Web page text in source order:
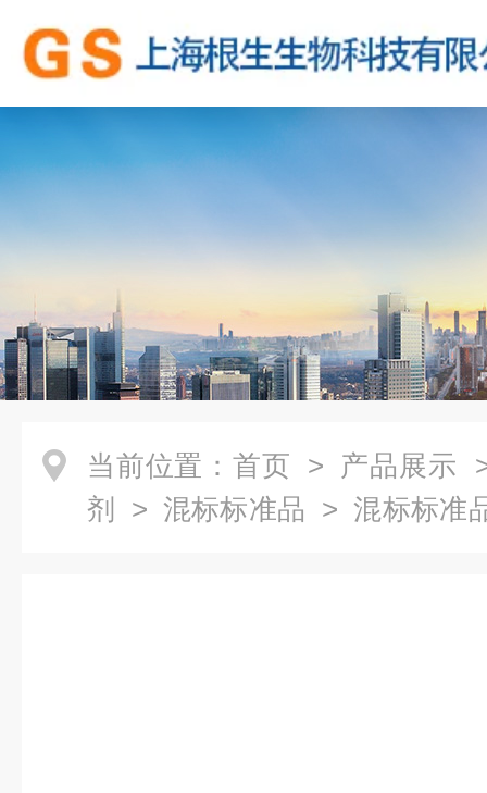
当前位置： 首页 > 产品展示
剂
> 混标标准品 > 混标标准